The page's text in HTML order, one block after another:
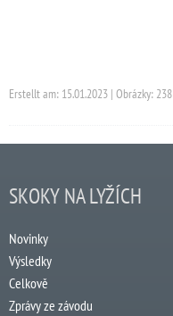
Erstellt am: 15.01.2023 | Obrázky: 238
SKOKY NA LYŽÍCH
Novinky
Výsledky
Celkově
Zprávy ze závodu